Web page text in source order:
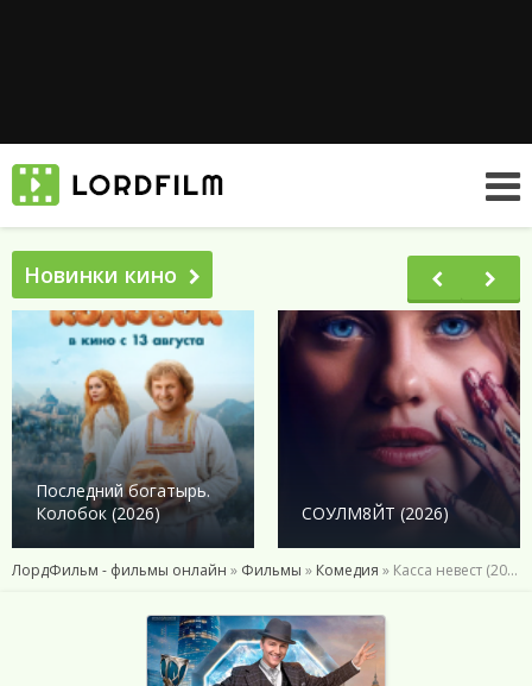
Новинки кино
Последний богатырь.
Колобок (2026)
СОУЛМ8ЙТ (2026)
ЛордФильм - фильмы онлайн » Фильмы » Комедия » Касса невест (2025)